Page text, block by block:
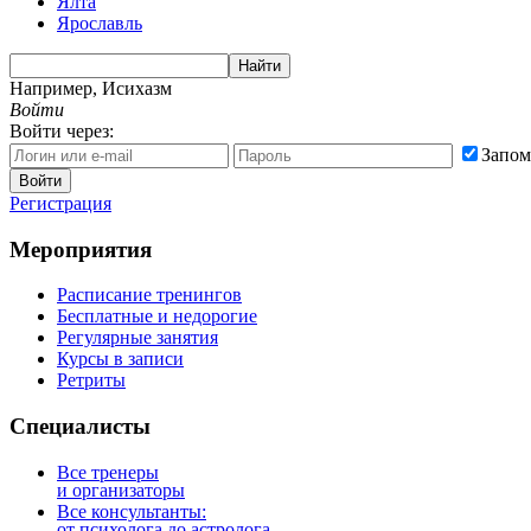
Ярославль
Найти
Например, Исихазм
Войти
Войти через:
Войти
Регистрация
Мероприятия
Расписание тренингов
Бесплатные и недорогие
Регулярные занятия
Курсы в записи
Ретриты
Специалисты
Все тренеры
и организаторы
Все консультанты: